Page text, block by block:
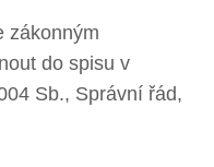
zákonným
do spisu v
Sb., Správní řád,